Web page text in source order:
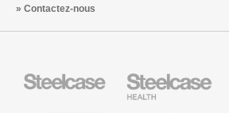
Contactez-nous
Health